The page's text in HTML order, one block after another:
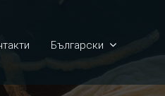
Български